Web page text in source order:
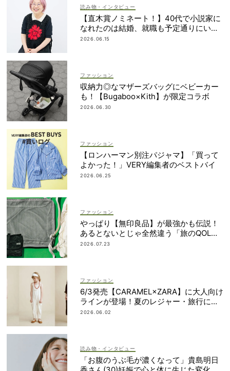
読み物・インタビュー
【直木賞ノミネート！】40代で小説家に
なれたのは結婚、就職も予定通りにいか
なかったから｜朝倉かすみさん
2026.06.15
ファッション
収納力◎なマザーズバッグにベビーカー
も！【Bugaboo×Kith】が限定コラボ
2026.06.30
ファッション
【ロンハーマン別注パジャマ】「買って
よかった！」VERY編集者のベストバイ
2026.06.25
ファッション
やっぱり【無印良品】が最強かも伝説！
あるとないとじゃ全然違う「旅のQOL爆
上げアイテム」
2026.07.23
ファッション
6/3発売【CARAMEL×ZARA】に大人向け
ラインが登場！夏のレジャー・旅行にも
おすすめ
2026.06.02
読み物・インタビュー
「お腹のうぶ毛が濃くなって」貴島明日